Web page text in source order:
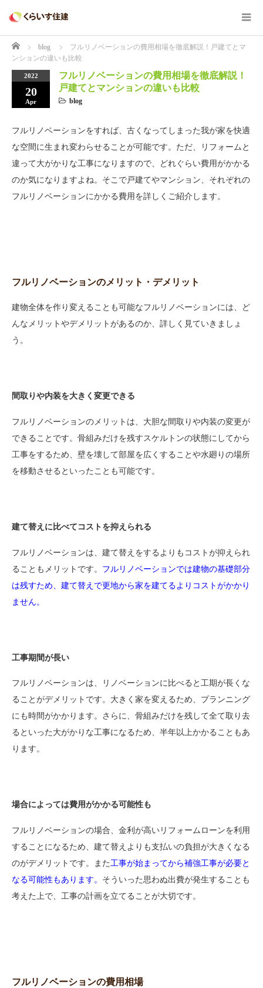
Home blog
フルリノベーションの費用相場を徹底解説！戸建てとマ
ンションの違いも比較
2022
20
Apr
フルリノベーションの費用相場を徹底解説！
戸建てとマンションの違いも比較
blog
フルリノベーションをすれば、古くなってしまった我が家を快適
な空間に生まれ変わらせることが可能です。ただ、リフォームと
違って大がかりな工事になりますので、どれぐらい費用がかかる
のか気になりますよね。そこで戸建てやマンション、それぞれの
フルリノベーションにかかる費用を詳しくご紹介します。
フルリノベーションのメリット・デメリット
建物全体を作り変えることも可能なフルリノベーションには、ど
んなメリットやデメリットがあるのか、詳しく見ていきましょ
う。
間取りや内装を大きく変更できる
フルリノベーションのメリットは、大胆な間取りや内装の変更が
できることです。骨組みだけを残すスケルトンの状態にしてから
工事をするため、壁を壊して部屋を広くすることや水廻りの場所
を移動させるといったことも可能です。
建て替えに比べてコストを抑えられる
フルリノベーションは、建て替えをするよりもコストが抑えられ
ることもメリットです。 フルリノベーションでは建物の基礎部分
は残すため、建て替えで更地から家を建てるよりコストがかかり
ません。
工事期間が長い
フルリノベーションは、リノベーションに比べると工期が長くな
ることがデメリットです。大きく家を変えるため、プランニング
にも時間がかかります。さらに、骨組みだけを残して全て取り去
るといった大がかりな工事になるため、半年以上かかることもあ
ります。
場合によっては費用がかかる可能性も
フルリノベーションの場合、金利が高いリフォームローンを利用
することになるため、建て替えよりも支払いの負担が大きくなる
のがデメリットです。また 工事が始まってから補強工事が必要と
なる可能性もあります。 そういった思わぬ出費が発生することも
考えた上で、工事の計画を立てることが大切です。
フルリノベーションの費用相場